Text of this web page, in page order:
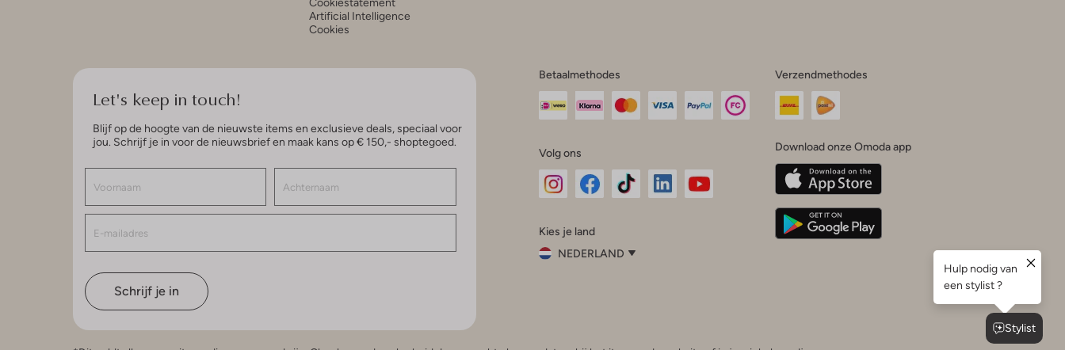
Artificial Intelligence
Cookies
Let's keep in touch!
Blijf op de hoogte van de nieuwste items en exclusieve deals, speciaal voor
jou. Schrijf je in voor de nieuwsbrief en maak kans op € 150,- shoptegoed.
Schrijf je in
Betaalmethodes
Volg ons
InstagramFacebook
Kies je land
NEDERLAND
Verzendmethodes
Download onze Omoda app